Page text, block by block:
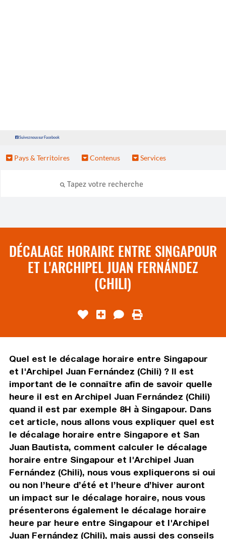
Suivez nous sur Facebook
Pays & Territoires Contenus Services
DÉCALAGE HORAIRE ENTRE SINGAPOUR
ET L'ARCHIPEL JUAN FERNÁNDEZ
(CHILI)
Quel est le décalage horaire entre Singapour
et l'Archipel Juan Fernández (Chili) ? Il est
important de le connaître afin de savoir quelle
heure il est en Archipel Juan Fernández (Chili)
quand il est par exemple 8H à Singapour. Dans
cet article, nous allons vous expliquer quel est
le décalage horaire entre Singapore et San
Juan Bautista, comment calculer le décalage
horaire entre Singapour et l'Archipel Juan
Fernández (Chili), nous vous expliquerons si oui
ou non l’heure d’été et l’heure d’hiver auront
un impact sur le décalage horaire, nous vous
présenterons également le décalage horaire
heure par heure entre Singapour et l'Archipel
Juan Fernández (Chili), mais aussi des conseils